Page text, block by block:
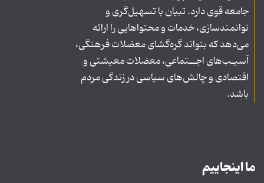
جامعه قوی دارد. تبیان با تسهیل‌گری و
توانمندسازی، خدمات و محتواهایی را ارائه
می‌دهد که بتواند گره‌گشای معضلات فرهنگی،
آسیـب‌های اجــتماعی، معضلات معیشتی و
اقتصادی و چالش‌های سیاسی در زندگی مردم
باشد.
ما اینجاییم